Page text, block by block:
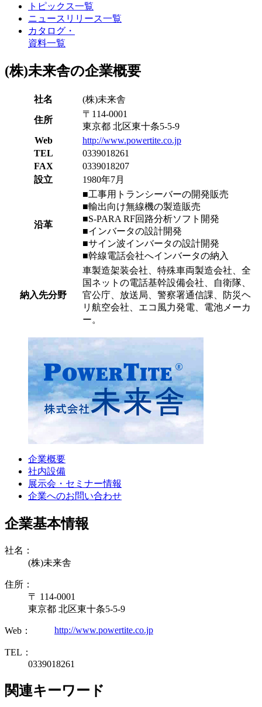
トピックス一覧
ニュースリリース一覧
カタログ・
資料一覧
(株)未来舎の企業概要
社名 (株)未来舎
住所
〒114-0001
東京都 北区東十条5-5-9
Web
http://www.powertite.co.jp
TEL
0339018261
FAX
0339018207
設立
1980年7月
沿革
■工事用トランシーバーの開発販売
■輸出向け無線機の製造販売
■S-PARA RF回路分析ソフト開発
■インバータの設計開発
■サイン波インバータの設計開発
■幹線電話会社へインバータの納入
納入先分野
車製造架装会社、特殊車両製造会社、全
国ネットの電話基幹設備会社、自衛隊、
官公庁、放送局、警察署通信課、防災ヘ
リ航空会社、エコ風力発電、電池メーカ
ー。
企業概要
社内設備
展示会・セミナー情報
企業へのお問い合わせ
企業基本情報
社名：
(株)未来舎
住所：
〒 114-0001
東京都 北区東十条5-5-9
Web： http://www.powertite.co.jp
TEL：
0339018261
関連キーワード